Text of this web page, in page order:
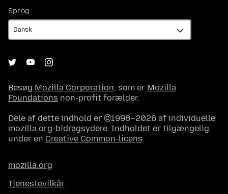
Sprog
Besøg Mozilla Corporation, som er Mozilla
Foundations non-profit forælder.
Dele af dette indhold er ©1998–2026 af individuelle
mozilla.org-bidragsydere. Indholdet er tilgængelig
under en Creative Common-licens.
mozilla.org
Tjenestevilkår